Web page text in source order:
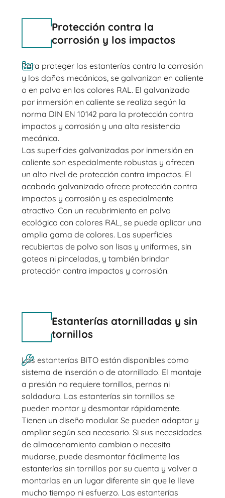
Protección contra la
corrosión y los impactos
Para proteger las estanterías contra la corrosión
y los daños mecánicos, se galvanizan en caliente
o en polvo en los colores RAL. El galvanizado
por inmersión en caliente se realiza según la
norma DIN EN 10142 para la protección contra
impactos y corrosión y una alta resistencia
mecánica.
Las superficies galvanizadas por inmersión en
caliente son especialmente robustas y ofrecen
un alto nivel de protección contra impactos. El
acabado galvanizado ofrece protección contra
impactos y corrosión y es especialmente
atractivo. Con un recubrimiento en polvo
ecológico con colores RAL, se puede aplicar una
amplia gama de colores. Las superficies
recubiertas de polvo son lisas y uniformes, sin
goteos ni pinceladas, y también brindan
protección contra impactos y corrosión.
Estanterías atornilladas y sin
tornillos
Las estanterías BITO están disponibles como
sistema de inserción o de atornillado. El montaje
a presión no requiere tornillos, pernos ni
soldadura. Las estanterías sin tornillos se
pueden montar y desmontar rápidamente.
Tienen un diseño modular. Se pueden adaptar y
ampliar según sea necesario. Si sus necesidades
de almacenamiento cambian o necesita
mudarse, puede desmontar fácilmente las
estanterías sin tornillos por su cuenta y volver a
montarlas en un lugar diferente sin que le lleve
mucho tiempo ni esfuerzo. Las estanterías